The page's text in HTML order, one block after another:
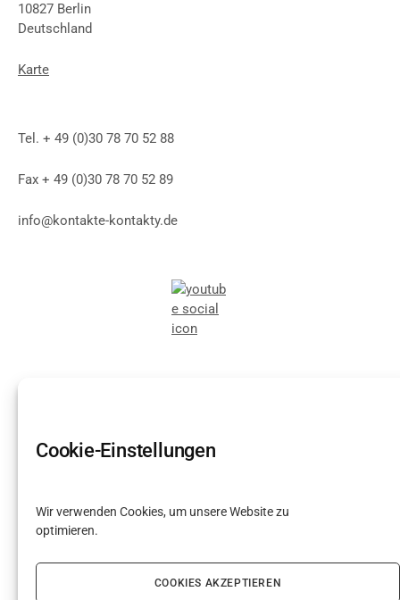
Cookie-Einstellungen
Wir verwenden Cookies, um unsere Website zu
optimieren.
COOKIES AKZEPTIEREN
10827 Berlin
Deutschland
Karte
Tel. + 49 (0)30 78 70 52 88
Fax + 49 (0)30 78 70 52 89
info@kontakte-kontakty.de